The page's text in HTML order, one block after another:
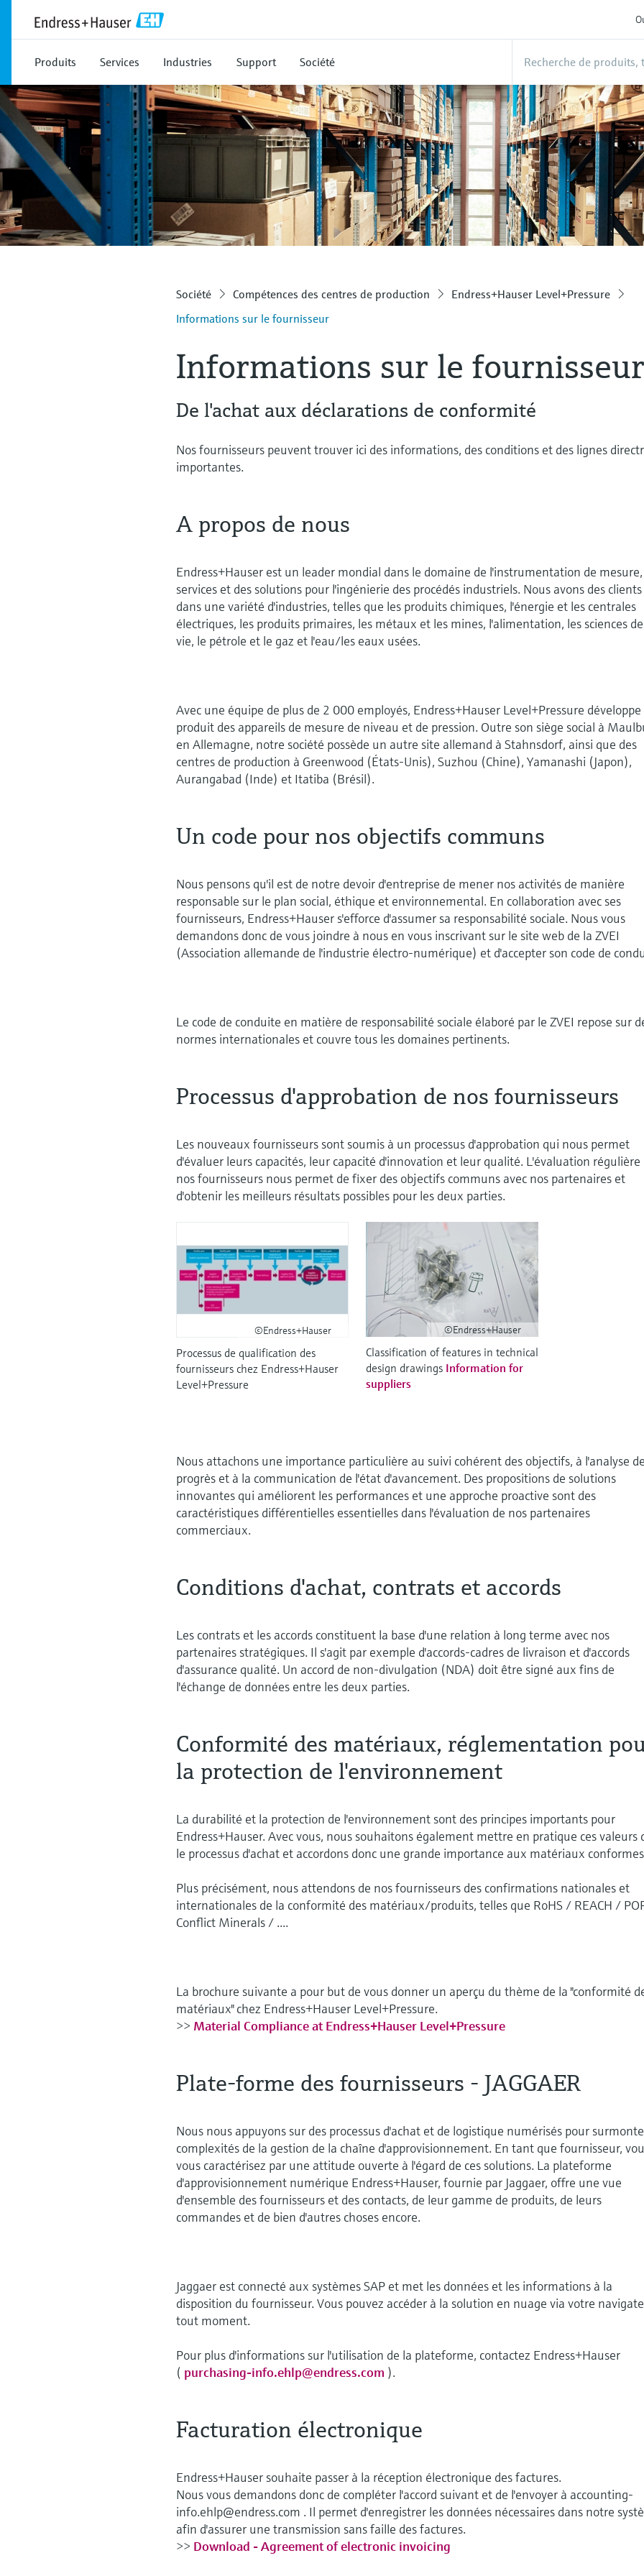
Produits Services Industries Support Société
Société Compétences des centres de production
Endress+Hauser Level+Pressure
Informations sur le fournisseur
Informations sur le
De l'achat aux déclarations de conformité
Nos fournisseurs peuvent trouver ici des informations, des conditions et des lignes
importantes.
A propos de nous
Endress+Hauser est un leader mondial dans le domaine de l'instrumentation de
services et des solutions pour l'ingénierie des procédés industriels. Nous avons des clients
dans une variété d'industries, telles que les produits chimiques, l'énergie et les centrales
électriques, les produits primaires, les métaux et les mines, l'alimentation, les sciences
vie, le pétrole et le gaz et l'eau/les eaux usées.
Avec une équipe de plus de 2 000 employés, Endress+Hauser Level+Pressure
produit des appareils de mesure de niveau et de pression. Outre son siège social à
en Allemagne, notre société possède un autre site allemand à Stahnsdorf, ainsi que des
centres de production à Greenwood (États-Unis), Suzhou (Chine), Yamanashi (Japon),
Aurangabad (Inde) et Itatiba (Brésil).
Un code pour nos objectifs communs
Nous pensons qu'il est de notre devoir d'entreprise de mener nos activités de manière
responsable sur le plan social, éthique et environnemental. En collaboration avec ses
fournisseurs, Endress+Hauser s'efforce d'assumer sa responsabilité sociale. Nous vous
demandons donc de vous joindre à nous en vous inscrivant sur le site web de la ZVEI
(Association allemande de l'industrie électro-numérique) et d'accepter son code de
Le code de conduite en matière de responsabilité sociale élaboré par le ZVEI repose sur
normes internationales et couvre tous les domaines pertinents.
Processus d'approbation de nos fournisseurs
Les nouveaux fournisseurs sont soumis à un processus d'approbation qui nous permet
d'évaluer leurs capacités, leur capacité d'innovation et leur qualité. L'évaluation régulière
nos fournisseurs nous permet de fixer des objectifs communs avec nos partenaires et
d'obtenir les meilleurs résultats possibles pour les deux parties.
©Endress+Hauser
Processus de qualification des
fournisseurs chez Endress+Hauser
Level+Pressure
©Endress+Hauser
Classification of features in technical
design drawings Information for
suppliers
Nous attachons une importance particulière au suivi cohérent des objectifs, à l'analyse
progrès et à la communication de l'état d'avancement. Des propositions de solutions
innovantes qui améliorent les performances et une approche proactive sont des
caractéristiques différentielles essentielles dans l'évaluation de nos partenaires
commerciaux.
Conditions d'achat, contrats et accords
Les contrats et les accords constituent la base d'une relation à long terme avec nos
partenaires stratégiques. Il s'agit par exemple d'accords-cadres de livraison et d'accords
d'assurance qualité. Un accord de non-divulgation (NDA) doit être signé aux fins de
l'échange de données entre les deux parties.
Conformité des matériaux, réglementation
la protection de l'environnement
La durabilité et la protection de l'environnement sont des principes importants pour
Endress+Hauser. Avec vous, nous souhaitons également mettre en pratique ces valeurs
le processus d'achat et accordons donc une grande importance aux matériaux
Plus précisément, nous attendons de nos fournisseurs des confirmations nationales et
internationales de la conformité des matériaux/produits, telles que RoHS / REACH /
Conflict Minerals / ....
La brochure suivante a pour but de vous donner un aperçu du thème de la "conformité
matériaux" chez Endress+Hauser Level+Pressure.
>> Material Compliance at Endress+Hauser Level+Pressure
Plate-forme des fournisseurs - JAGGAER
Nous nous appuyons sur des processus d'achat et de logistique numérisés pour
complexités de la gestion de la chaîne d'approvisionnement. En tant que fournisseur,
vous caractérisez par une attitude ouverte à l'égard de ces solutions. La plateforme
d'approvisionnement numérique Endress+Hauser, fournie par Jaggaer, offre une vue
d'ensemble des fournisseurs et des contacts, de leur gamme de produits, de leurs
commandes et de bien d'autres choses encore.
Jaggaer est connecté aux systèmes SAP et met les données et les informations à la
disposition du fournisseur. Vous pouvez accéder à la solution en nuage via votre
tout moment.
Pour plus d'informations sur l'utilisation de la plateforme, contactez Endress+Hauser
( purchasing-info.ehlp@endress.com ).
Facturation électronique
Endress+Hauser souhaite passer à la réception électronique des factures.
Nous vous demandons donc de compléter l'accord suivant et de l'envoyer à accounting-
info.ehlp@endress.com . Il permet d'enregistrer les données nécessaires dans notre
afin d'assurer une transmission sans faille des factures.
>> Download - Agreement of electronic invoicing